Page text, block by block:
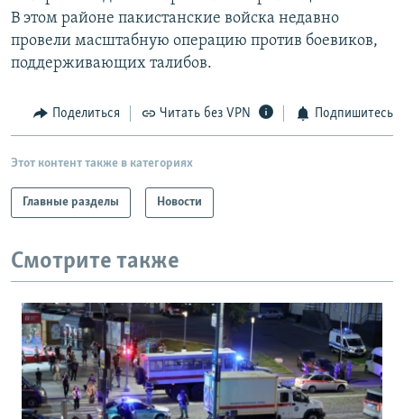
РАСПИСАНИЕ ВЕЩАНИЯ
ПОДПИШИТЕСЬ НА РАССЫЛКУ
Все сайты РСЕ/РС
В этом районе пакистанские войска недавно
провели масштабную операцию против боевиков,
поддерживающих талибов.
Поделиться Читать без VPN Подпишитесь
Этот контент также в категориях
Главные разделы Новости
Смотрите также